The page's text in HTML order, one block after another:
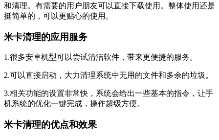
和清理。有需要的用户朋友可以直接下载使用。整体使用还是
挺简单的，可以更贴心的使用。
米卡清理的应用服务
1.很多安卓机型可以尝试清洁软件，带来更便捷的服务。
2.可以直接启动，大力清理系统中无用的文件和多余的垃圾。
3.相关功能的设置非常快，系统会给出一些基本的指令，让手
机系统的优化一键完成，操作超级方便。
米卡清理的优点和效果